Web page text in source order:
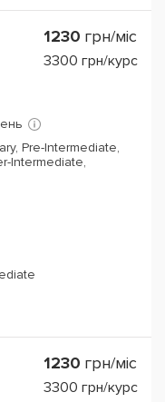
1230 грн/міс
3300 грн/курс
Pre-Intermediate,
Intermediate,
1230 грн/міс
3300 грн/курс